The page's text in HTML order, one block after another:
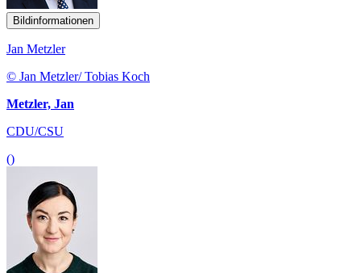
Bildinformationen
Jan Metzler
© Jan Metzler/ Tobias Koch
Metzler, Jan
CDU/CSU
()